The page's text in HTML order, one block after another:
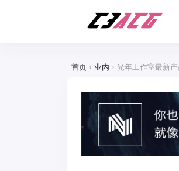
首页 › 业内 › 光年工作室最新